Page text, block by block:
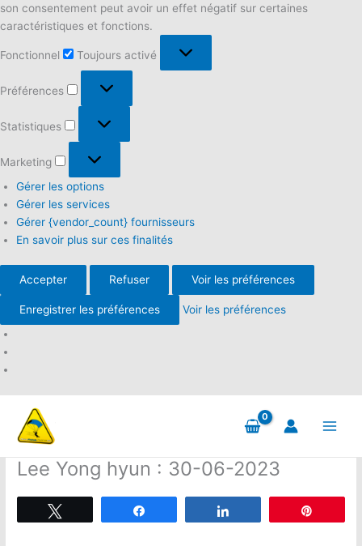
son consentement peut avoir un effet négatif sur certaines
caractéristiques et fonctions.
Fonctionnel
Toujours activé
Préférences
Statistiques
Marketing
Gérer les options
Gérer les services
Gérer {vendor_count} fournisseurs
En savoir plus sur ces finalités
Accepter Refuser Voir les préférences
Enregistrer les préférences Voir les préférences
contenu
Lee Yong hyun : 30-06-2023